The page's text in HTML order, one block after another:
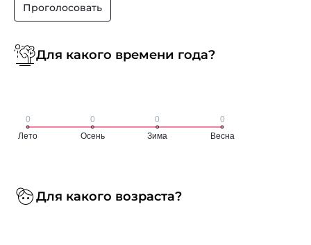
Проголосовать
Для какого времени года?
Для какого возраста?